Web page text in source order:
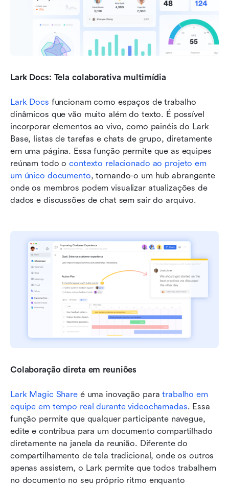
Lark Docs: Tela colaborativa multimídia
Lark Docs funcionam como espaços de trabalho
dinâmicos que vão muito além do texto. É possível
incorporar elementos ao vivo, como painéis do Lark
Base, listas de tarefas e chats de grupo, diretamente
em uma página. Essa função permite que as equipes
reúnam todo o contexto relacionado ao projeto em
um único documento, tornando-o um hub abrangente
onde os membros podem visualizar atualizações de
dados e discussões de chat sem sair do arquivo.
Colaboração direta em reuniões
Lark Magic Share é uma inovação para trabalho em
equipe em tempo real durante videochamadas. Essa
função permite que qualquer participante navegue,
edite e contribua para um documento compartilhado
diretamente na janela da reunião. Diferente do
compartilhamento de tela tradicional, onde os outros
apenas assistem, o Lark permite que todos trabalhem
no documento no seu próprio ritmo enquanto